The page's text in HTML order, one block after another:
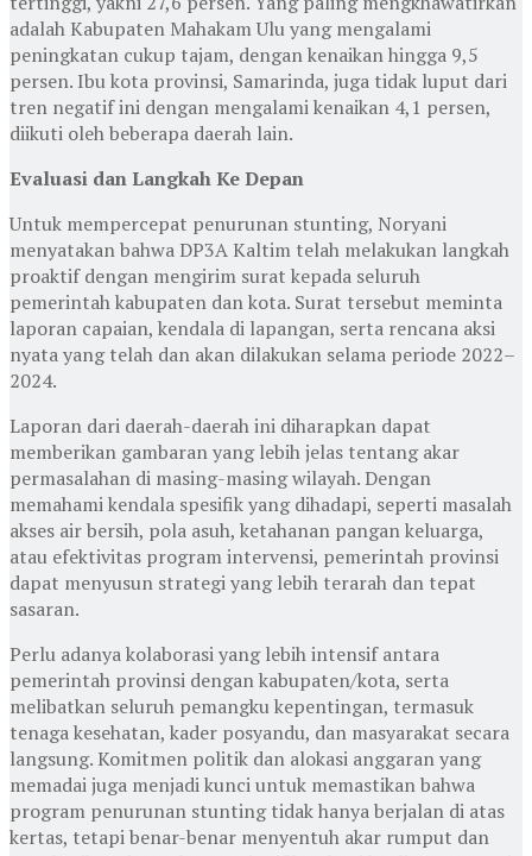
adalah Kabupaten Mahakam Ulu yang mengalami
peningkatan cukup tajam, dengan kenaikan hingga 9,5
persen. Ibu kota provinsi, Samarinda, juga tidak luput dari
tren negatif ini dengan mengalami kenaikan 4,1 persen,
diikuti oleh beberapa daerah lain.
Evaluasi dan Langkah Ke Depan
Untuk mempercepat penurunan stunting, Noryani
menyatakan bahwa DP3A Kaltim telah melakukan langkah
proaktif dengan mengirim surat kepada seluruh
pemerintah kabupaten dan kota. Surat tersebut meminta
laporan capaian, kendala di lapangan, serta rencana aksi
nyata yang telah dan akan dilakukan selama periode 2022–
2024.
Laporan dari daerah-daerah ini diharapkan dapat
memberikan gambaran yang lebih jelas tentang akar
permasalahan di masing-masing wilayah. Dengan
memahami kendala spesifik yang dihadapi, seperti masalah
akses air bersih, pola asuh, ketahanan pangan keluarga,
atau efektivitas program intervensi, pemerintah provinsi
dapat menyusun strategi yang lebih terarah dan tepat
sasaran.
Perlu adanya kolaborasi yang lebih intensif antara
pemerintah provinsi dengan kabupaten/kota, serta
melibatkan seluruh pemangku kepentingan, termasuk
tenaga kesehatan, kader posyandu, dan masyarakat secara
langsung. Komitmen politik dan alokasi anggaran yang
memadai juga menjadi kunci untuk memastikan bahwa
program penurunan stunting tidak hanya berjalan di atas
kertas, tetapi benar-benar menyentuh akar rumput dan